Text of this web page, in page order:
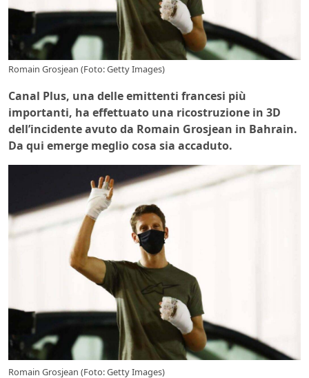
Romain Grosjean (Foto: Getty Images)
Canal Plus, una delle emittenti francesi più
importanti, ha effettuato una ricostruzione in 3D
dell’incidente avuto da Romain Grosjean in Bahrain.
Da qui emerge meglio cosa sia accaduto.
Romain Grosjean (Foto: Getty Images)